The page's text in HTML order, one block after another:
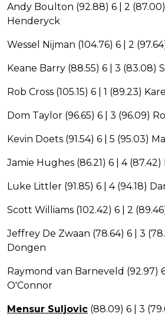
Andy Boulton (92.88) 6 | 2
Henderyck
Wessel Nijman (104.76) 6 | 2
Keane Barry (88.55) 6 | 3 (83.08)
Rob Cross (105.15) 6 | 1 (89.23)
Dom Taylor (96.65) 6 | 3 (96.09)
Kevin Doets (91.54) 6 | 5 (95.03)
Jamie Hughes (86.21) 6 | 4
Luke Littler (91.85) 6 | 4 (94.18)
Scott Williams (102.42) 6 | 2
Jeffrey De Zwaan (78.64) 6 | 3
Dongen
Raymond van Barneveld (92.97)
O'Connor
Mensur Suljovic (88.09) 6 | 3